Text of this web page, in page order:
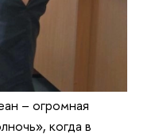
– огромная
когда в